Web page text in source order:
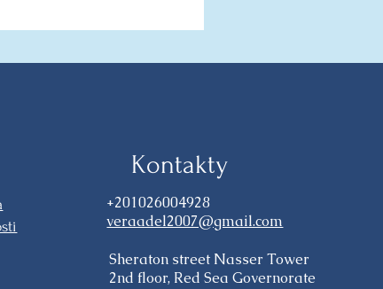
+201026004928
veraadel2007@gmail.com
Sheraton street Nasser Tower
2nd floor, Red Sea Governorate
Kontakty